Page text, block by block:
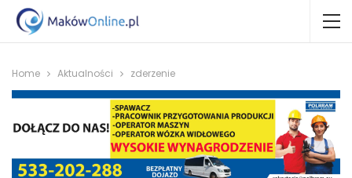
Home Aktualności zderzenie